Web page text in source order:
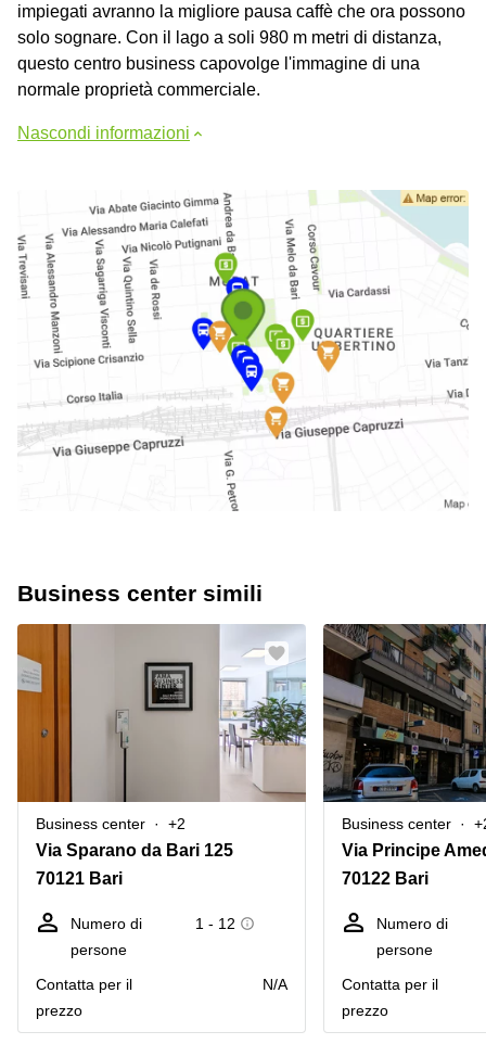
impiegati avranno la migliore pausa caffè che ora possono
solo sognare. Con il lago a soli 980 m metri di distanza,
questo centro business capovolge l'immagine di una
normale proprietà commerciale.
Nascondi informazioni
Business center simili
Business center +2
Via Sparano da Bari 125
70121 Bari
Numero di
persone
1 - 12
Сontatta per il
prezzo
N/A
Business center
Via Principe
70122 Bari
Numero di
persone
Сontatta per il
prezzo